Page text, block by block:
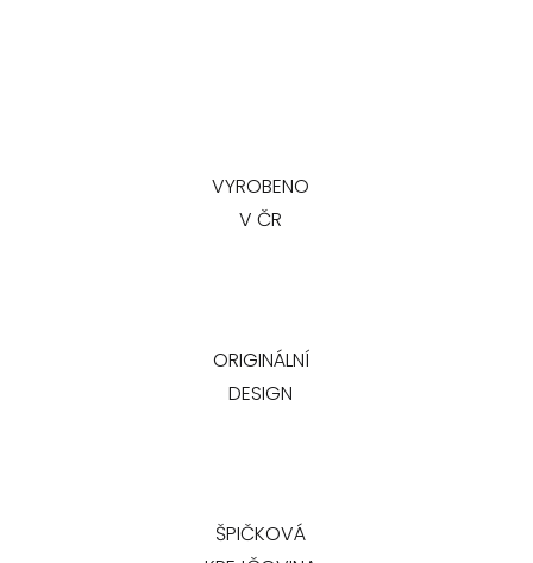
VYROBENO
V ČR
ORIGINÁLNÍ
DESIGN
ŠPIČKOVÁ